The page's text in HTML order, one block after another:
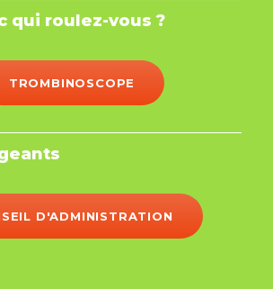
qui roulez-vous ?
TROMBINOSCOPE
D'ADMINISTRATION